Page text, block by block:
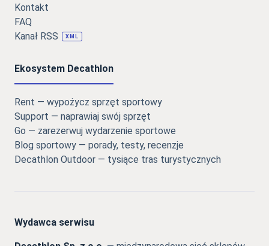
Kontakt
FAQ
Kanał RSS
XML
Ekosystem Decathlon
Rent — wypożycz sprzęt sportowy
Support — naprawiaj swój sprzęt
Go — zarezerwuj wydarzenie sportowe
Blog sportowy — porady, testy, recenzje
Decathlon Outdoor — tysiące tras turystycznych
Wydawca serwisu